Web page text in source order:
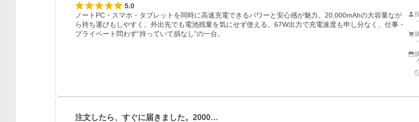
5.0
ノートPC・スマホ・タブレットを同時に高速充電できるパワーと安心感が魅力。20,000mAhの大容量なが
ら持ち運びもしやすく、外出先でも電池残量を気にせず使える。67W出力で充電速度も申し分なく、仕事・
プライベート問わず“持っていて損なし”の一台。
-
-
注文したら、すぐに届きました。2000…